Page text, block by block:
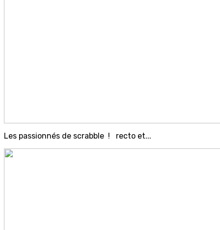
Les passionnés de scrabble ! recto et...